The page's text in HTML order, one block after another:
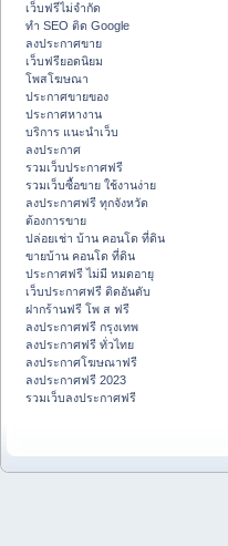
เว็บฟรีไม่จำกัด
ทำ SEO ติด Google
ลงประกาศขาย
เว็บฟรียอดนิยม
โพสโฆษณา
ประกาศขายของ
ประกาศหางาน
บริการ แนะนำเว็บ
ลงประกาศ
รวมเว็บประกาศฟรี
รวมเว็บซื้อขาย ใช้งานง่าย
ลงประกาศฟรี ทุกจังหวัด
ต้องการขาย
ปล่อยเช่า บ้าน คอนโด ที่ดิน
ขายบ้าน คอนโด ที่ดิน
ประกาศฟรี ไม่มี หมดอายุ
เว็บประกาศฟรี ติดอันดับ
ฝากร้านฟรี โพ ส ฟรี
ลงประกาศฟรี กรุงเทพ
ลงประกาศฟรี ทั่วไทย
ลงประกาศโฆษณาฟรี
ลงประกาศฟรี 2023
รวมเว็บลงประกาศฟรี